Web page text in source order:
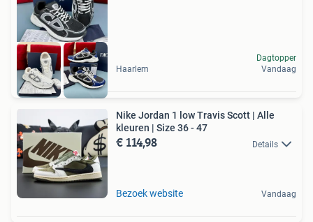
Haarlem
Dagtopper
Vandaag
Nike Jordan 1 low Travis Scott | Alle
kleuren | Size 36 - 47
€ 114,98 Details
Bezoek website Vandaag